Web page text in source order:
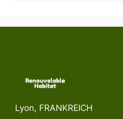
Lyon, FRANKREICH